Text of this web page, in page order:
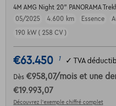
4M AMG Night 20" PANORAMA
05/2025
4.600 km Essence
190 kW ( 258 CV )
€63.450 1 ✓ TVA
Dès €958,07/mois et une
€19.993,07
Découvrez l’exemple chiffré complet